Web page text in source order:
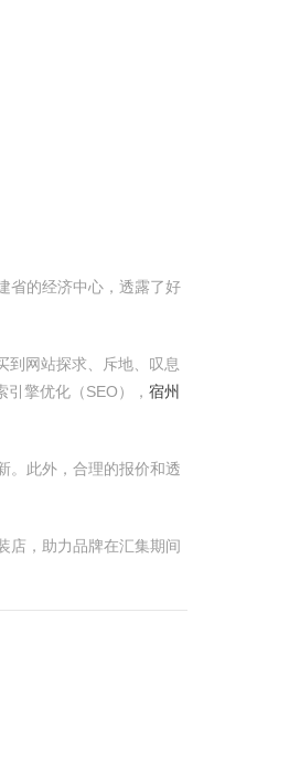
省的经济中心，透露了好
到网站探求、斥地、叹息
擎优化（SEO）， 宿州
。此外，合理的报价和透
店，助力品牌在汇集期间